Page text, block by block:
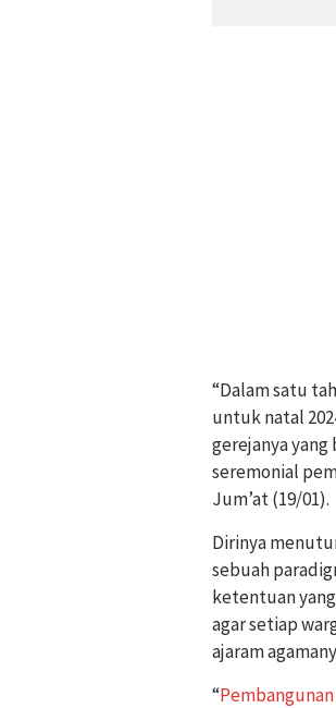
“Dalam satu
untuk natal
gerejanya yang
seremonial
Jum’at (19/01).
Dirinya
sebuah
ketentuan
agar setiap
ajaram
“Pembangunan